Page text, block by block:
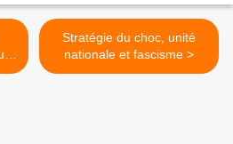
Stratégie du choc, unité
nationale et fascisme >